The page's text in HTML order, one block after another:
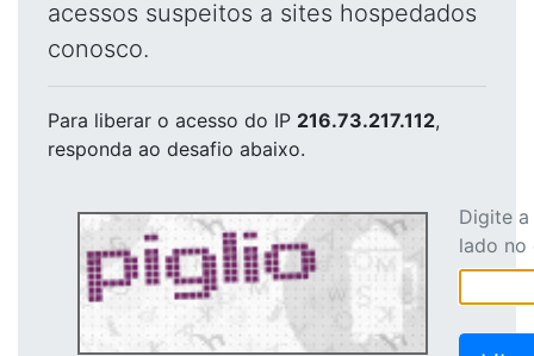
acessos suspeitos a sites hospedados
conosco.
Para liberar o acesso do IP 216.73.217.112,
responda ao desafio abaixo.
Digite
lado no